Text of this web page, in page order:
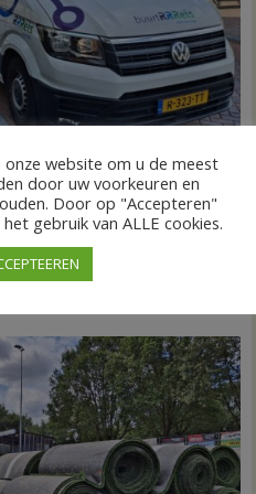
alle kernen Hardenberg
Reacties uitgeschakeldvoor
alle
kernen
Hardenberg
jaar moet een extra systeem
vervoer tot in...
website om u de meest
door uw voorkeuren en
Door op "Accepteren"
gebruik van ALLE cookies.